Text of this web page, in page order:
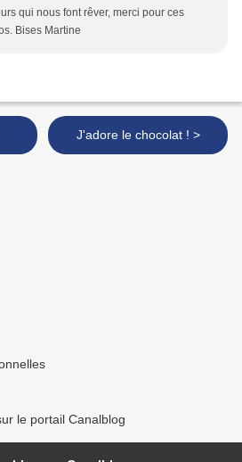
qui nous font rêver, merci pour ces
Bises Martine
J'adore le chocolat ! >
le portail Canalblog